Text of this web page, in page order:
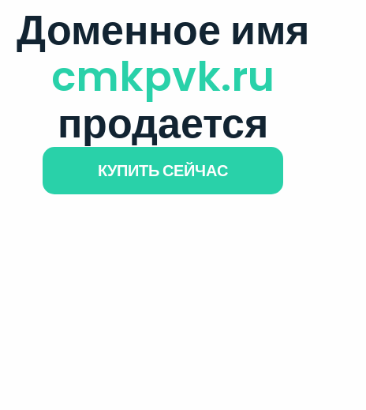
Доменное имя
cmkpvk.ru
продается
КУПИТЬ СЕЙЧАС